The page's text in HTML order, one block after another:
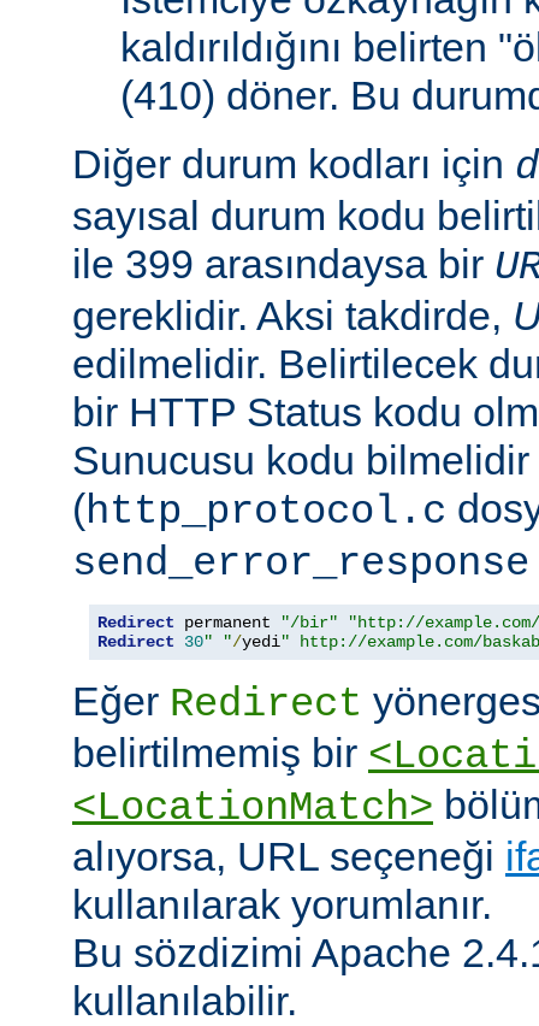
kaldırıldığını belirten
(410) döner. Bu
Diğer durum kodları için
sayısal durum kodu
ile 399 arasındaysa bir
gereklidir. Aksi takdirde,
edilmelidir. Belirtilecek
bir HTTP Status kodu
Sunucusu kodu bilmelidir
(http_protocol.c
send_error_response
Redirect permanent "/bir"
"http://
Redirect
30" "/yedi" http://example.com/
Eğer Redirect
belirtilmemiş bir
<LocationMatch>
alıyorsa, URL seçeneği
kullanılarak yorumlanır.
Bu sözdizimi Apache
kullanılabilir.